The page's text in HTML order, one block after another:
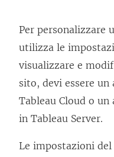
Per personalizzare
utilizza le
visualizzare e
sito, devi essere
Tableau Cloud o
in Tableau Server.
Le impostazioni